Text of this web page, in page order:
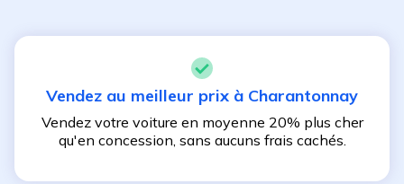
Vendez au meilleur prix à Charantonnay
Vendez votre voiture en moyenne 20% plus cher
qu'en concession, sans aucuns frais cachés.